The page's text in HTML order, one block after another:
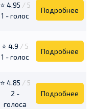
⭐ 4.95 / 5
1 - голос
Подробнее
⭐ 4.9 / 5
1 - голос
Подробнее
⭐ 4.85 / 5
2 -
голоса
Подробнее